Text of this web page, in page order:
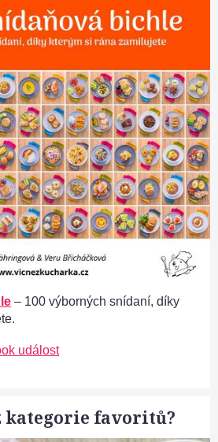
– 100 výborných snídaní, díky
událost
kategorie favoritů?